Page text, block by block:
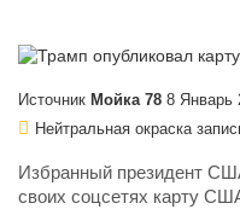
Источник Мойка 78 8 Январь
Нейтральная окраска
Избранный президент
своих соцсетях карту